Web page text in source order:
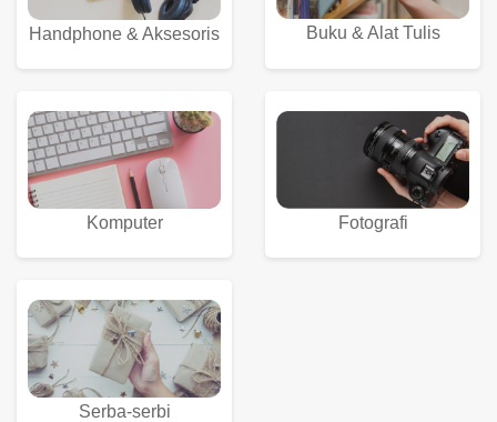
Handphone & Aksesoris Buku & Alat Tulis
Komputer Fotografi
Serba-serbi